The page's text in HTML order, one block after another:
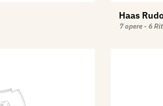
Haas
7 opere - 6